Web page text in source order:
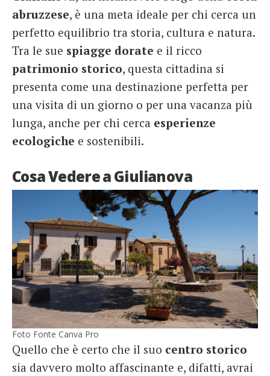
Italiano
abruzzese, è una meta ideale per chi cerca un
perfetto equilibrio tra storia, cultura e natura.
Tra le sue spiagge dorate e il ricco
patrimonio storico, questa cittadina si
presenta come una destinazione perfetta per
una visita di un giorno o per una vacanza più
lunga, anche per chi cerca esperienze
ecologiche e sostenibili.
Cosa Vedere a Giulianova
Foto Fonte Canva Pro
Quello che è certo che il suo centro storico
sia davvero molto affascinante e, difatti, avrai